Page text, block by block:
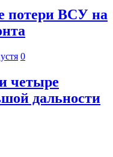
потери ВСУ на
0
четыре
дальности